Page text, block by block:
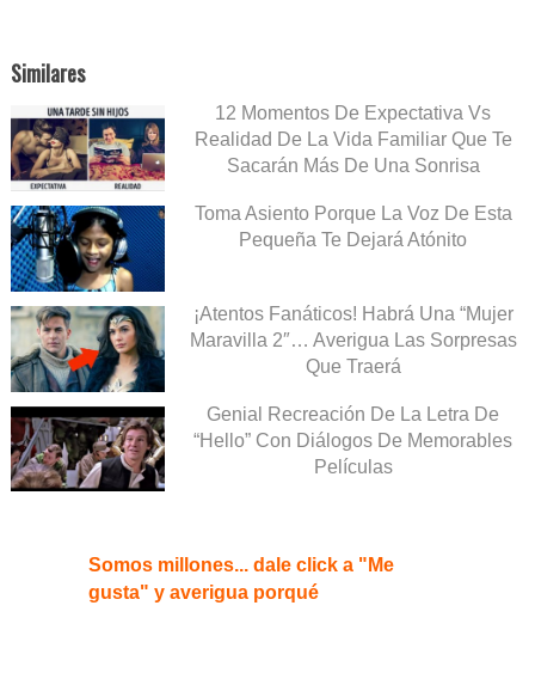
Similares
12 Momentos De Expectativa Vs
Realidad De La Vida Familiar Que Te
Sacarán Más De Una Sonrisa
Toma Asiento Porque La Voz De Esta
Pequeña Te Dejará Atónito
¡Atentos Fanáticos! Habrá Una “Mujer
Maravilla 2″… Averigua Las Sorpresas
Que Traerá
Genial Recreación De La Letra De
“Hello” Con Diálogos De Memorables
Películas
Somos millones... dale click a "Me
gusta" y averigua porqué